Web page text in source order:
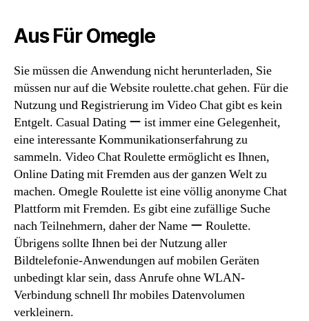
Aus Für Omegle
Sie müssen die Anwendung nicht herunterladen, Sie
müssen nur auf die Website roulette.chat gehen. Für die
Nutzung und Registrierung im Video Chat gibt es kein
Entgelt. Casual Dating ー ist immer eine Gelegenheit,
eine interessante Kommunikationserfahrung zu
sammeln. Video Chat Roulette ermöglicht es Ihnen,
Online Dating mit Fremden aus der ganzen Welt zu
machen. Omegle Roulette ist eine völlig anonyme Chat
Plattform mit Fremden. Es gibt eine zufällige Suche
nach Teilnehmern, daher der Name ー Roulette.
Übrigens sollte Ihnen bei der Nutzung aller
Bildtelefonie-Anwendungen auf mobilen Geräten
unbedingt klar sein, dass Anrufe ohne WLAN-
Verbindung schnell Ihr mobiles Datenvolumen
verkleinern.